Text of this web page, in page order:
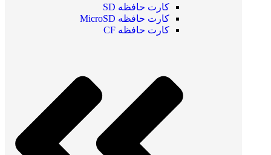
کارت حافظه SD
کارت حافظه MicroSD
کارت حافظه CF